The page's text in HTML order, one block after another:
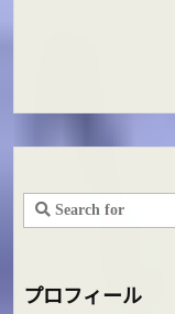
プロフィール